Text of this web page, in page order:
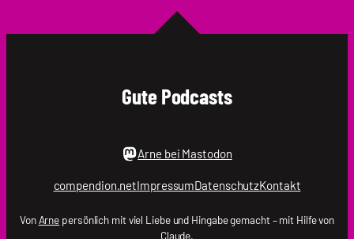
Gute Podcasts
Arne bei Mastodon
compendion.netImpressumDatenschutzKontakt
VonArne persönlich mit viel Liebe und Hingabe gemacht – mit Hilfe von
Claude.